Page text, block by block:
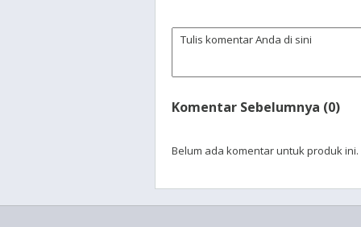
Komentar Sebelumnya (0)
Belum ada komentar untuk produk ini.